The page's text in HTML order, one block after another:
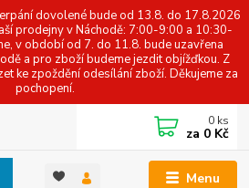
dovolené bude od 13.8. do 17.8.2026
prodejny v Náchodě: 7:00-9:00 a 10:30-
v období od 7. do 11.8. bude uzavřena
a pro zboží budeme jezdit objížďkou. Z
ke zpoždění odesílání zboží. Děkujeme za
pochopení.
Menu
0 ks
za 0 Kč